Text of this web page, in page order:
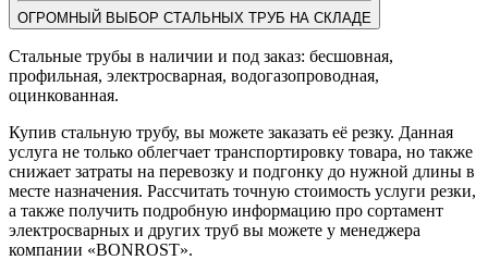
ОГРОМНЫЙ ВЫБОР СТАЛЬНЫХ ТРУБ НА СКЛАДЕ
Стальные трубы в наличии и под заказ: бесшовная,
профильная, электросварная, водогазопроводная,
оцинкованная.
Купив стальную трубу, вы можете заказать её резку. Данная
услуга не только облегчает транспортировку товара, но также
снижает затраты на перевозку и подгонку до нужной длины в
месте назначения. Рассчитать точную стоимость услуги резки,
а также получить подробную информацию про сортамент
электросварных и других труб вы можете у менеджера
компании «BONROST».